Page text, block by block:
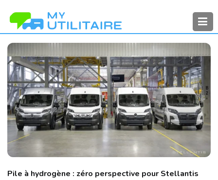
contenu
MyUtilitaire
Pile à hydrogène : zéro perspective pour Stellantis